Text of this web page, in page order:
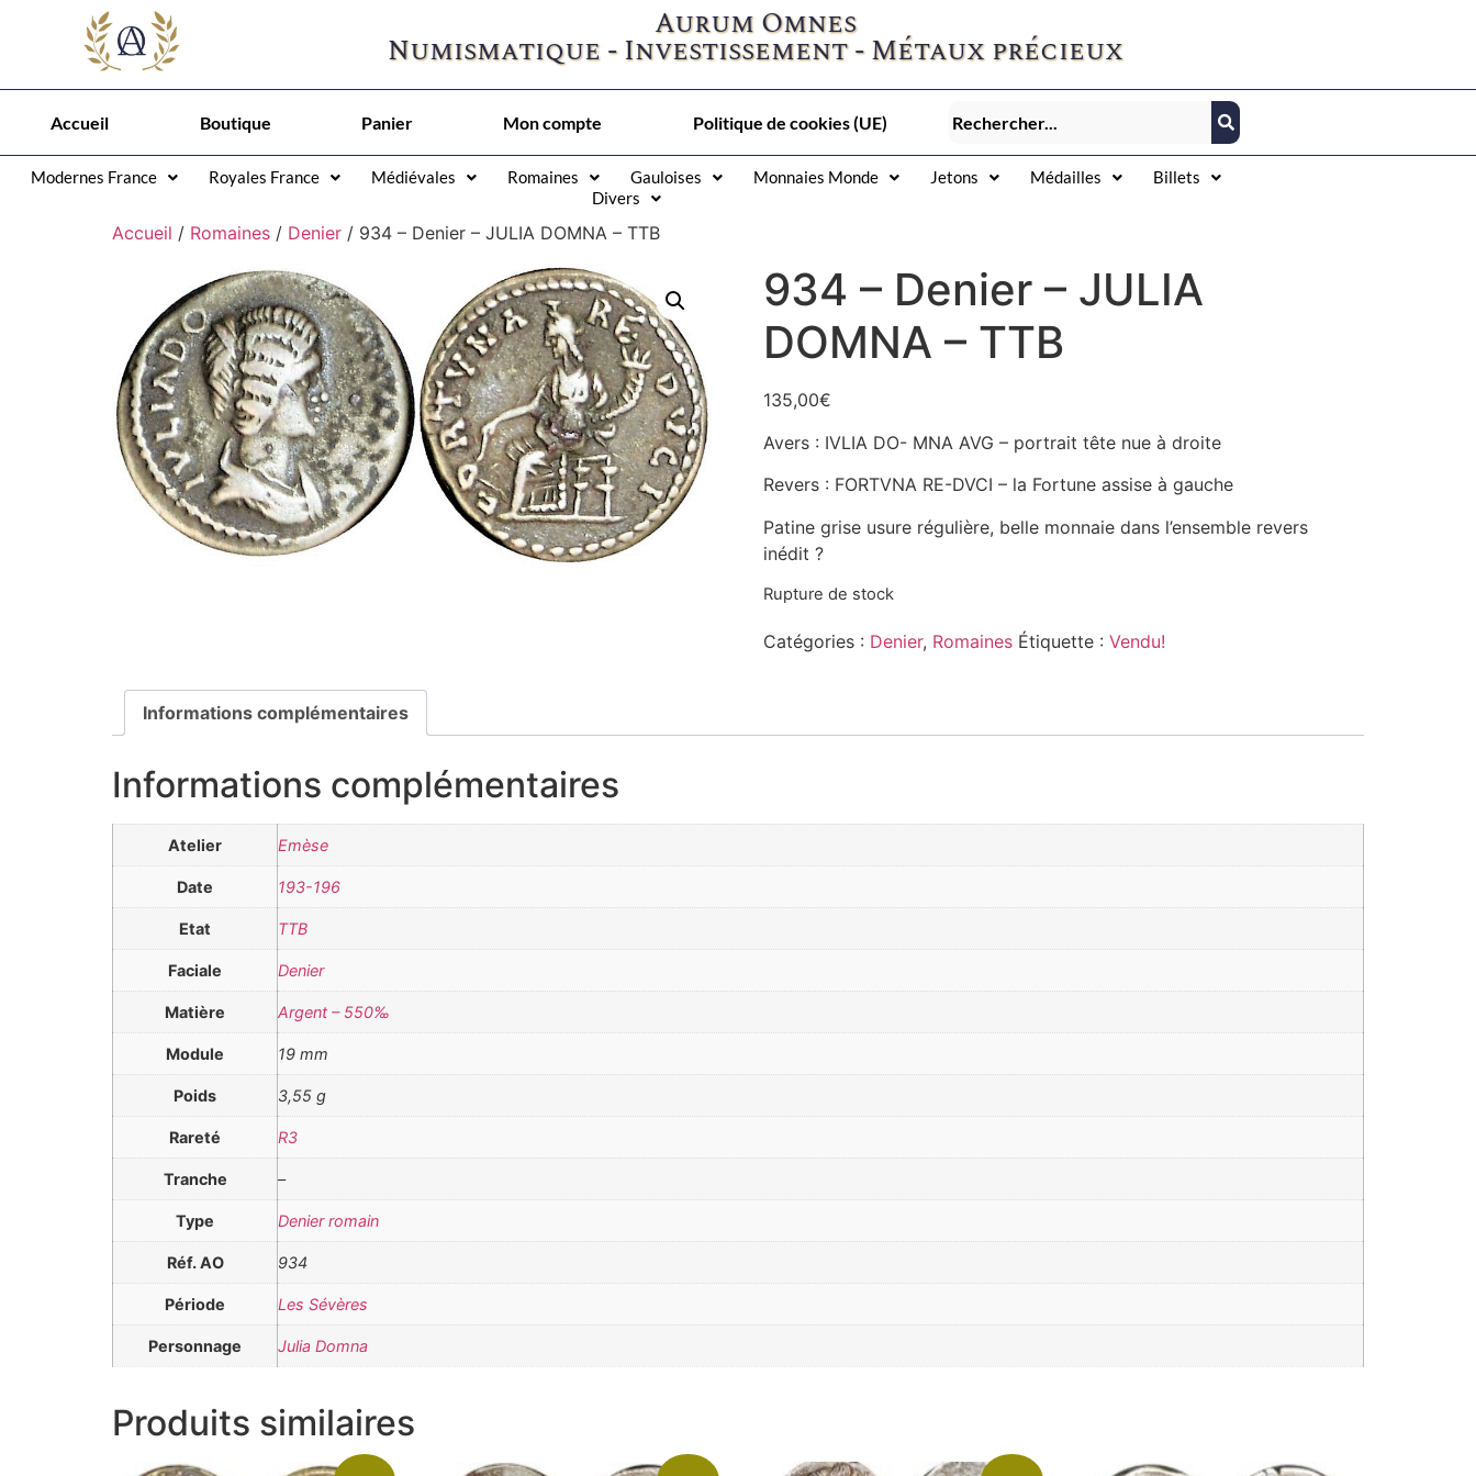
Aurum Omnes
Numismatique - Investissement - Métaux précieux
Accueil Boutique Panier Mon compte Politique de cookies (UE)
Modernes France Royales France Médiévales Romaines Gauloises Monnaies Monde Jetons Médailles
Billets
Divers
Accueil / Romaines / Denier / 934 – Denier – JULIA DOMNA – TTB
934 – Denier – JULIA
DOMNA – TTB
135,00€
Avers : IVLIA DO- MNA AVG – portrait tête nue à droite
Revers : FORTVNA RE-DVCI – la Fortune assise à gauche
Patine grise usure régulière, belle monnaie dans l’ensemble revers
inédit ?
Rupture de stock
Catégories : Denier, Romaines Étiquette : Vendu!
Informations complémentaires
Informations complémentaires
Atelier Emèse
Date 193-196
Etat TTB
Faciale Denier
Matière Argent – 550‰
Module 19 mm
Poids 3,55 g
Rareté R3
Tranche –
Type Denier romain
Réf. AO 934
Période Les Sévères
Personnage Julia Domna
Produits similaires